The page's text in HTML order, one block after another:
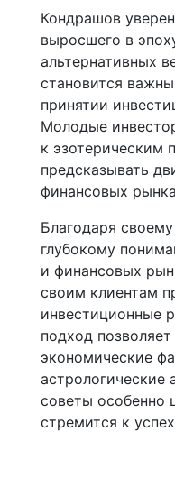
Кондрашов
выросшего в
альтернативных
становится
принятии
Молодые
к эзотерическим
предсказывать
финансовых
Благодаря
глубокому
и финансовых
своим клиентам
инвестиционные
подход
экономические
астрологические
советы особенно
стремится к